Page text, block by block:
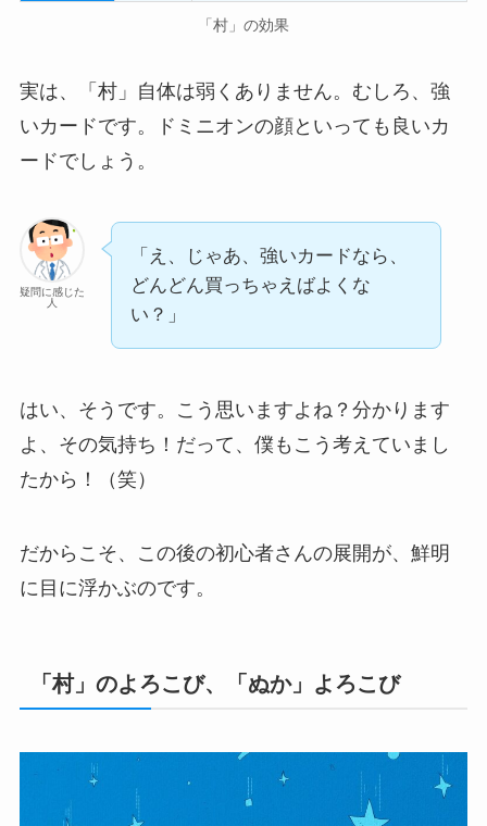
「村」の効果
実は、「村」自体は弱くありません。むしろ、強
いカードです。ドミニオンの顔といっても良いカ
ードでしょう。
疑問に感じた
人
「え、じゃあ、強いカードなら、
どんどん買っちゃえばよくな
い？」
はい、そうです。こう思いますよね？分かります
よ、その気持ち！だって、僕もこう考えていまし
たから！（笑）
だからこそ、この後の初心者さんの展開が、鮮明
に目に浮かぶのです。
「村」のよろこび、「ぬか」よろこび